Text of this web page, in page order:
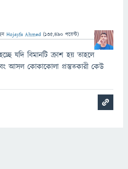
Hojayfa Ahmed (135,490 পয়েন্ট)
যদি বিমানটি ক্রাশ হয় তাহলে
আসল কোকাকোলা প্রস্তুতকারী কেউ